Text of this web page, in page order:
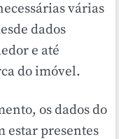
várias
dados
e até
do imóvel.
os dados do
estar presentes